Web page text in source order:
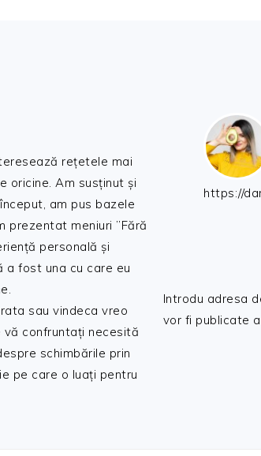
rețetele mai
oricine. Am susținut și
am pus bazele
prezentat meniuri ”Fără
personală și
a fost una cu care eu
sau vindeca vreo
confruntați necesită
schimbările prin
pe care o luați pentru
https://
Introdu adresa
vor fi publicate